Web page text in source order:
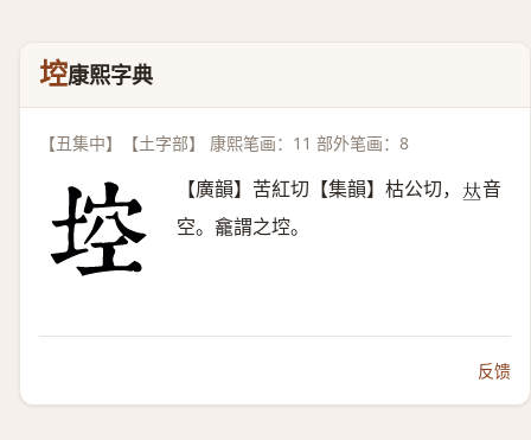
埪康熙字典
【丑集中】【土字部】 康熙笔画：11 部外笔画：8
【廣韻】苦紅切【集韻】枯公切， 𠀤音
空。龕謂之埪。
反馈